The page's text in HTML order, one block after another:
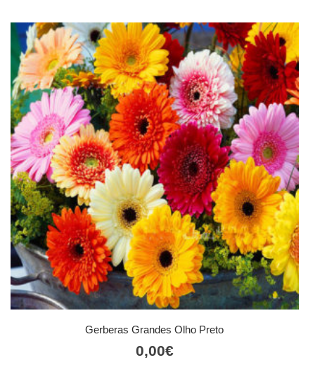
Gerberas Grandes Olho Preto
0,00€